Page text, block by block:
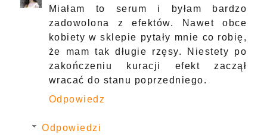
Miałam to serum i byłam bardzo
zadowolona z efektów. Nawet obce
kobiety w sklepie pytały mnie co robię,
że mam tak długie rzęsy. Niestety po
zakończeniu kuracji efekt zaczął
wracać do stanu poprzedniego.
Odpowiedz
Odpowiedzi